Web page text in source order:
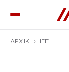
ΑΡΧΙΚΉ LIFE